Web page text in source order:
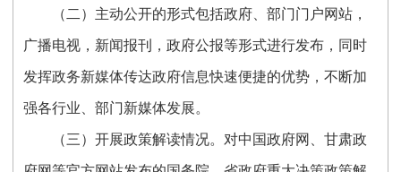
（二） 主动公开的形式包括政府、部门门户网站，
广播电视，新闻报刊，政府公报等形式进行发布，同时
发挥政务新媒体传达政府信息快速便捷的优势，不断加
强各行业、部门新媒体发展。
（三）开展政策解读情况。 对中国政府网、甘肃政